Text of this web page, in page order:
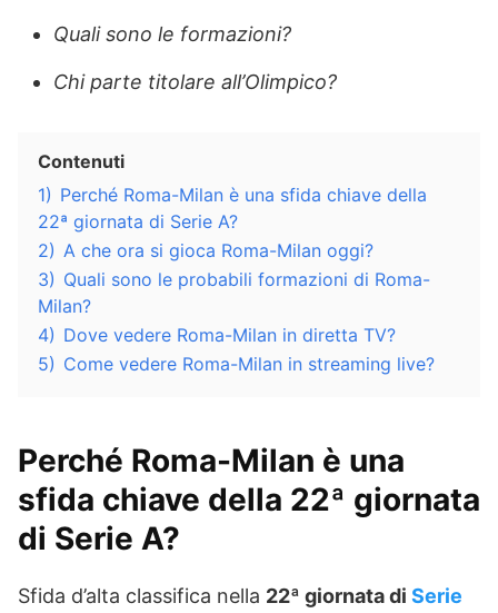
Quali sono le formazioni?
Chi parte titolare all’Olimpico?
Contenuti
1) Perché Roma-Milan è una sfida chiave della
22ª giornata di Serie A?
2) A che ora si gioca Roma-Milan oggi?
3) Quali sono le probabili formazioni di Roma-
Milan?
4) Dove vedere Roma-Milan in diretta TV?
5) Come vedere Roma-Milan in streaming live?
Perché Roma-Milan è una
sfida chiave della 22ª giornata
di Serie A?
Sfida d’alta classifica nella 22ª giornata di Serie